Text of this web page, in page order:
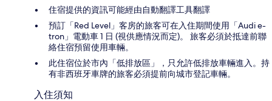
住宿提供的資訊可能經由自動翻譯工具翻譯
預訂「Red Level」客房的旅客可在入住期間使用「Audi e-
tron」電動車 1 日 (視供應情況而定)。 旅客必須於抵達前聯
絡住宿預留使用車輛。
此住宿位於市內「低排放區」，只允許低排放車輛進入。持
有非西班牙車牌的旅客必須提前向城市登記車輛。
入住須知